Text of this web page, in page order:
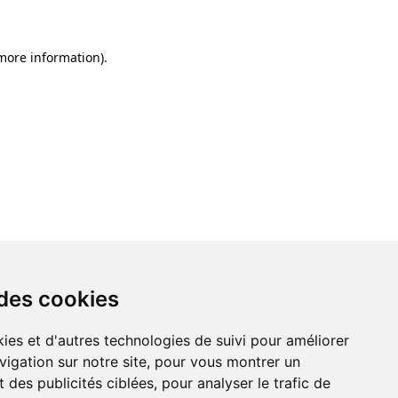
cookies
et d'autres technologies de suivi pour améliorer
sur notre site, pour vous montrer un
des publicités ciblées, pour analyser le trafic de
information).